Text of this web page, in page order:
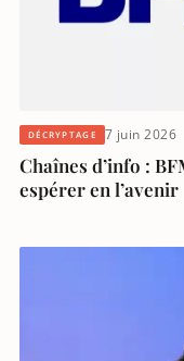
DÉCRYPTAGE 7 juin 2026
Chaînes d’info :
espérer en l’avenir